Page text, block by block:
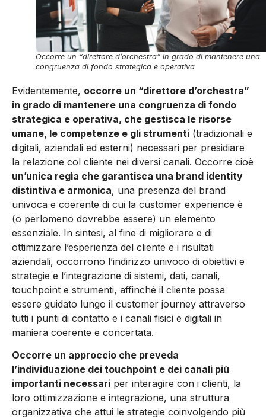
Occorre un “direttore d’orchestra” in grado di mantenere una
congruenza di fondo strategica e operativa
Evidentemente, occorre un “direttore d’orchestra”
in grado di mantenere una congruenza di fondo
strategica e operativa, che gestisca le risorse
umane, le competenze e gli strumenti (tradizionali e
digitali, aziendali ed esterni) necessari per presidiare
la relazione col cliente nei diversi canali. Occorre cioè
un’unica regìa che garantisca una brand identity
distintiva e armonica, una presenza del brand
univoca e coerente di cui la customer experience è
(o perlomeno dovrebbe essere) un elemento
essenziale. In sintesi, al fine di migliorare e di
ottimizzare l’esperienza del cliente e i risultati
aziendali, occorrono l’indirizzo univoco di obiettivi e
strategie e l’integrazione di sistemi, dati, canali,
touchpoint e strumenti, affinché il cliente possa
essere guidato lungo il customer journey attraverso
tutti i punti di contatto e i canali fisici e digitali in
maniera coerente e concertata.
Occorre un approccio che preveda
l’individuazione dei touchpoint e dei canali più
importanti necessari per interagire con i clienti, la
loro ottimizzazione e integrazione, una struttura
organizzativa che attui le strategie coinvolgendo più